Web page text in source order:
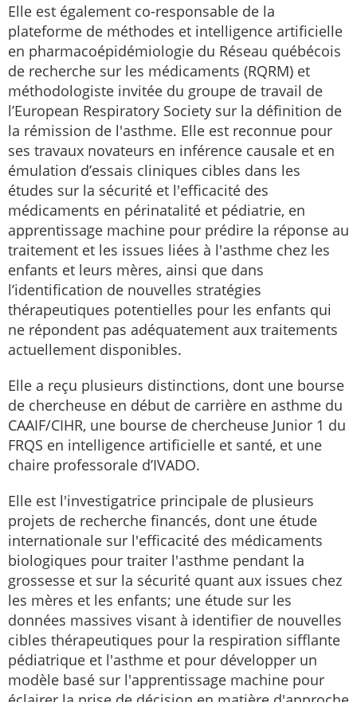
Elle est également co-responsable de la
plateforme de méthodes et intelligence artificielle
en pharmacoépidémiologie du Réseau québécois
de recherche sur les médicaments (RQRM) et
méthodologiste invitée du groupe de travail de
l’European Respiratory Society sur la définition de
la rémission de l'asthme. Elle est reconnue pour
ses travaux novateurs en inférence causale et en
émulation d’essais cliniques cibles dans les
études sur la sécurité et l'efficacité des
médicaments en périnatalité et pédiatrie, en
apprentissage machine pour prédire la réponse au
traitement et les issues liées à l'asthme chez les
enfants et leurs mères, ainsi que dans
l’identification de nouvelles stratégies
thérapeutiques potentielles pour les enfants qui
ne répondent pas adéquatement aux traitements
actuellement disponibles.
Elle a reçu plusieurs distinctions, dont une bourse
de chercheuse en début de carrière en asthme du
CAAIF/CIHR, une bourse de chercheuse Junior 1 du
FRQS en intelligence artificielle et santé, et une
chaire professorale d’IVADO.
Elle est l'investigatrice principale de plusieurs
projets de recherche financés, dont une étude
internationale sur l'efficacité des médicaments
biologiques pour traiter l'asthme pendant la
grossesse et sur la sécurité quant aux issues chez
les mères et les enfants; une étude sur les
données massives visant à identifier de nouvelles
cibles thérapeutiques pour la respiration sifflante
pédiatrique et l'asthme et pour développer un
modèle basé sur l'apprentissage machine pour